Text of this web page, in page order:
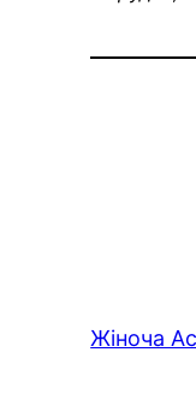
Жіноча